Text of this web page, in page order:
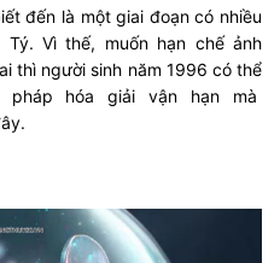
đến là một giai đoạn có nhiều
Vì thế, muốn hạn chế ảnh
thì người sinh năm 1996 có thể
pháp hóa giải vận hạn mà